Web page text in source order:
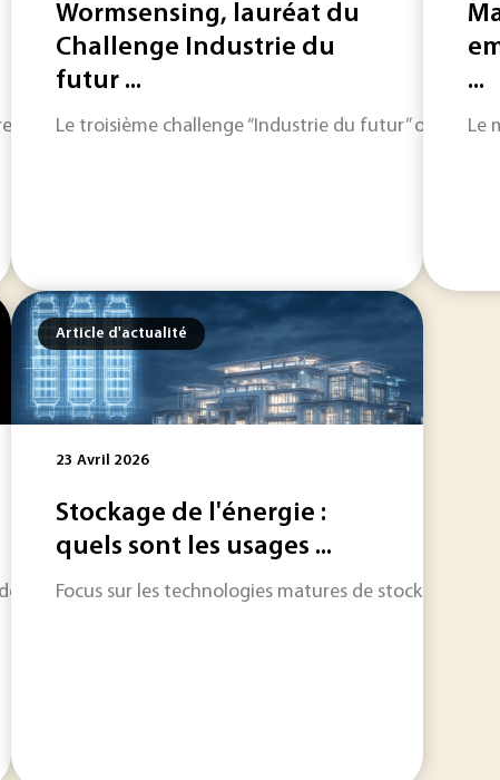
Chinois. Google, Anthropic et OpenAI ont scellé une
Wormsensing, lauréat du
Challenge Industrie du
futur ...
Le troisième challenge “Industrie du futur” organisé
...
Le
programmes à L'IFPEN, sur les enjeux actuels autour
Article d'actualité
23 Avril 2026
Stockage de l'énergie :
quels sont les usages ...
Focus sur les technologies matures de stockage